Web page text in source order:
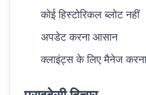
कोई हिस्टोरिकल ब्लोट नहीं
अपडेट करना आसान
क्लाइंट्स के लिए मैनेज